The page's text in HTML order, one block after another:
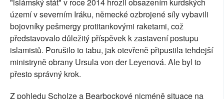
"islámský stát" v roce 2014 hrozil obsazením kurdských
území v severním Iráku, německé ozbrojené síly vybavili
bojovníky pešmergy protitankovými raketami, což
představovalo důležitý příspěvek k zastavení postupu
islamistů. Porušilo to tabu, jak otevřeně připustila tehdejší
ministryně obrany Ursula von der Leyenová. Ale byl to
přesto správný krok.
Z pohledu Scholze a Bearbockové nicméně situace na